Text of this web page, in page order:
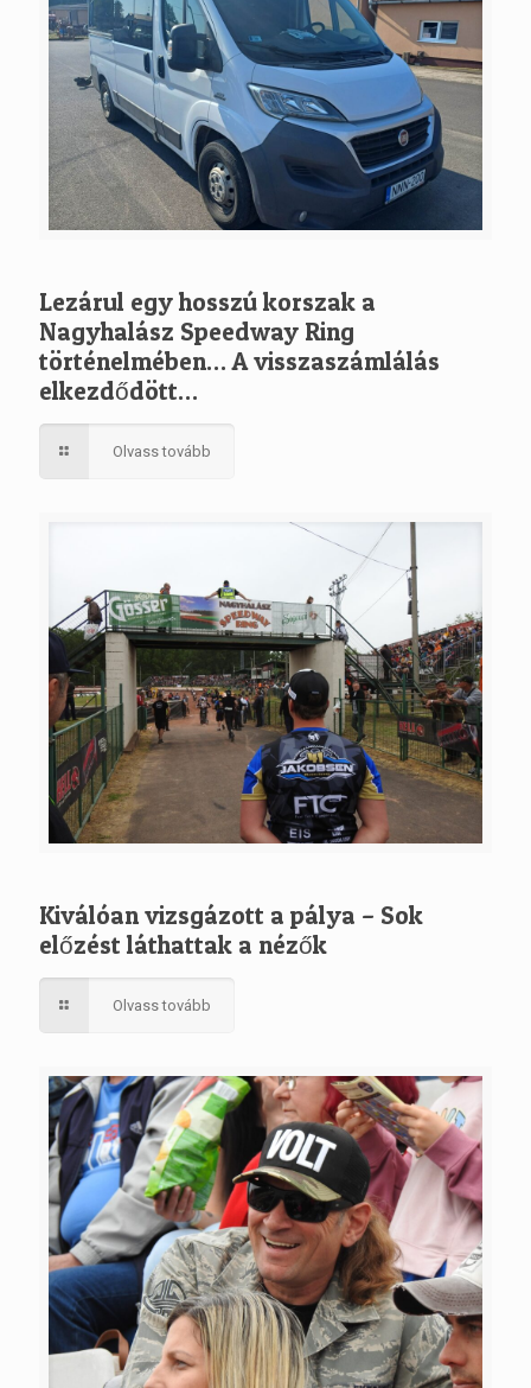
Lezárul egy hosszú korszak a
Nagyhalász Speedway Ring
történelmében… A visszaszámlálás
elkezdődött…
Olvass tovább
Kiválóan vizsgázott a pálya – Sok
előzést láthattak a nézők
Olvass tovább